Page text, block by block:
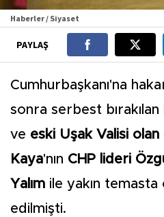
Haberler / Siyaset
PAYLAŞ
Cumhurbaşkanı'na
sonra serbest bırakılan
ve eski Uşak Valisi
Kaya'nın CHP lideri
Yalım ile yakın
edilmişti.